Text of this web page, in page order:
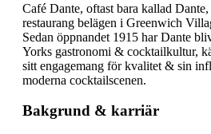
Café Dante, oftast bara kallad
restaurang belägen i Greenwich
Sedan öppnandet 1915 har Dante
Yorks gastronomi & cocktailkultur,
sitt engagemang för kvalitet & sin
moderna cocktailscenen.
Bakgrund & karriär